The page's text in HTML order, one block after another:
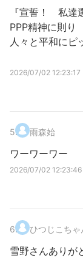
『宣誓！ 私達
PPP精神に則り
人々と平和にピ
2026/07/02 12:23:17
5. 雨森始
ワーワーワー
2026/07/02 12:23:46
6. ひつじこちゃ
雪野さんありが